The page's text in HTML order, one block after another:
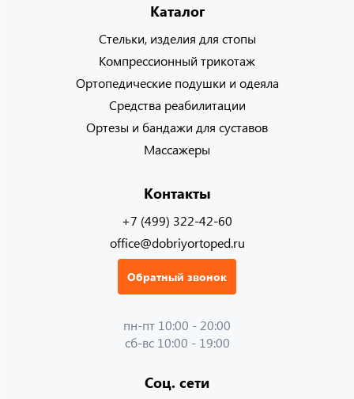
Каталог
Стельки, изделия для стопы
Компрессионный трикотаж
Ортопедические подушки и одеяла
Средства реабилитации
Ортезы и бандажи для суставов
Массажеры
Контакты
+7 (499) 322-42-60
office@dobriyortoped.ru
Обратный звонок
пн-пт 10:00 - 20:00
сб-вс 10:00 - 19:00
Соц. сети